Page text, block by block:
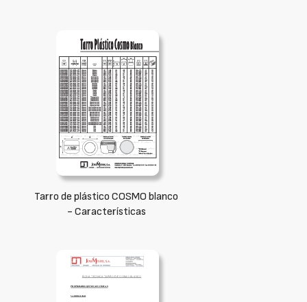
Tarro de plástico COSMO blanco
- Características